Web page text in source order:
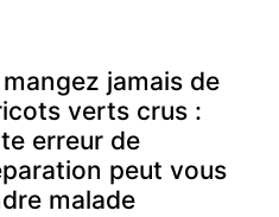
jamais de
verts crus :
erreur de
peut vous
malade